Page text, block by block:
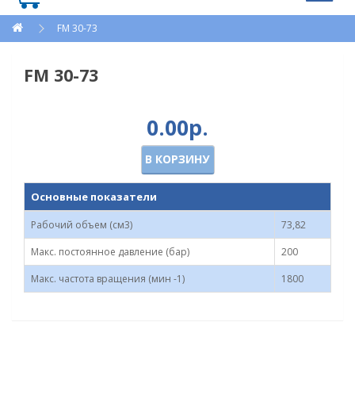
FM 30-73
FM 30-73
0.00р.
В КОРЗИНУ
Основные показатели
Рабочий объем (см3)
73,82
Макс. постоянное давление (бар)
200
Макс. частота вращения (мин -1)
1800